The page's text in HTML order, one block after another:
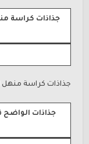
جذاذات كراسة
جذاذات كراسة منهل
جذاذات